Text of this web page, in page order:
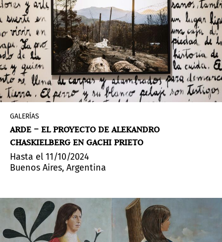
GALERÍAS
ARDE – EL PROYECTO DE ALEKANDRO
CHASKIELBERG EN GACHI PRIETO
Hasta el 11/10/2024
Buenos Aires, Argentina